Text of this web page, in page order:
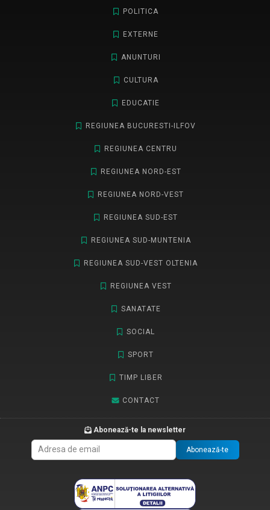
POLITICA
EXTERNE
ANUNTURI
CULTURA
EDUCATIE
REGIUNEA BUCURESTI-ILFOV
REGIUNEA CENTRU
REGIUNEA NORD-EST
REGIUNEA NORD-VEST
REGIUNEA SUD-EST
REGIUNEA SUD-MUNTENIA
REGIUNEA SUD-VEST OLTENIA
REGIUNEA VEST
SANATATE
SOCIAL
SPORT
TIMP LIBER
CONTACT
Abonează-te la newsletter
Abonează-te